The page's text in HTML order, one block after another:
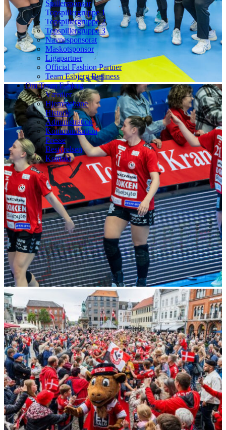
Spillersponsor
Topspillergruppe 1
Topspillergruppe 2
Topspillergruppe 3
Navnesponsorat
Maskotsponsor
Ligapartner
Official Fashion Partner
Team Esbjerg Business
Om Team Esbjerg
Værdier
Hjemmebane
Historie
Administration
Kommunikation
Presse
Bestyrelsen
Kontakt